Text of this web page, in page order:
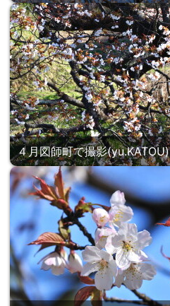
４月図師町で撮影(yu.KATOU)